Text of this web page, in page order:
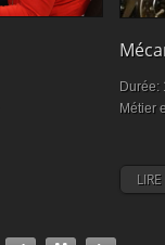
Durée:
Métier